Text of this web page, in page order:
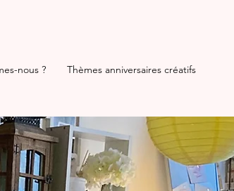
nous ? Thèmes anniversaires créatifs